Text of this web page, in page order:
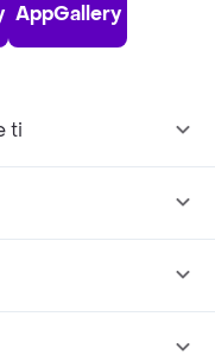
AppGallery
ti